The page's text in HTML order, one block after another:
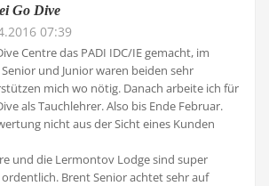
Go Dive
07:39
Centre das PADI IDC/IE gemacht, im
und Junior waren beiden sehr
mich wo nötig. Danach arbeite ich für
als Tauchlehrer. Also bis Ende Februar.
nicht aus der Sicht eines Kunden
und die Lermontov Lodge sind super
Brent Senior achtet sehr auf